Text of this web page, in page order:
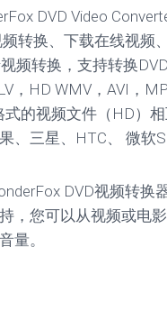
安
卓
影
音
图
卓
驱
动
工
DVD Video
转换、下载在线视频
频转换，支持转换
，HD WMV，AVI，
式的视频文件（HD）
、三星、HTC、 微软
DVD视频转换
，您可以从视频或电
量。